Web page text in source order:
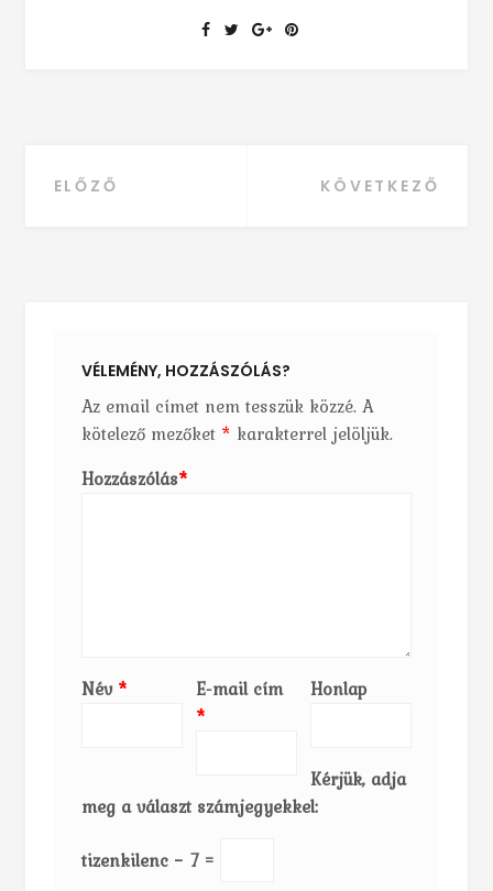
Bejegyzés navigáció
ELŐZŐ KÖVETKEZŐ
VÉLEMÉNY, HOZZÁSZÓLÁS?
Az email címet nem tesszük közzé. A
kötelező mezőket * karakterrel jelöljük.
Hozzászólás*
Név *
E-mail cím
*
Honlap
Kérjük, adja
meg a választ számjegyekkel:
tizenkilenc − 7 =